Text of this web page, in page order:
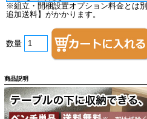
※組立・開梱設置オプション料金とは
追加送料】がかかります。
数量
商品説明